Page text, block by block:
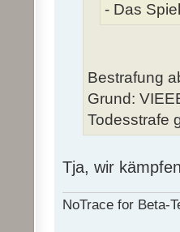
- Das
Bestrafung
Grund:
Todesstrafe
Tja, wir
NoTrace for Beta-